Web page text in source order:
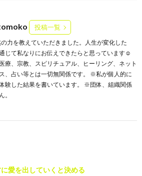
投稿一覧
力を教えていただきました。人生が変化した
じて私なりにお伝えできたらと思っています☺️
療、宗教、スピリチュアル、ヒーリング、ネット
、占い等とは一切無関係です。 ※私が個人的に
験した結果を書いています。 ※団体、組織関係
。
愛を出していくと決める